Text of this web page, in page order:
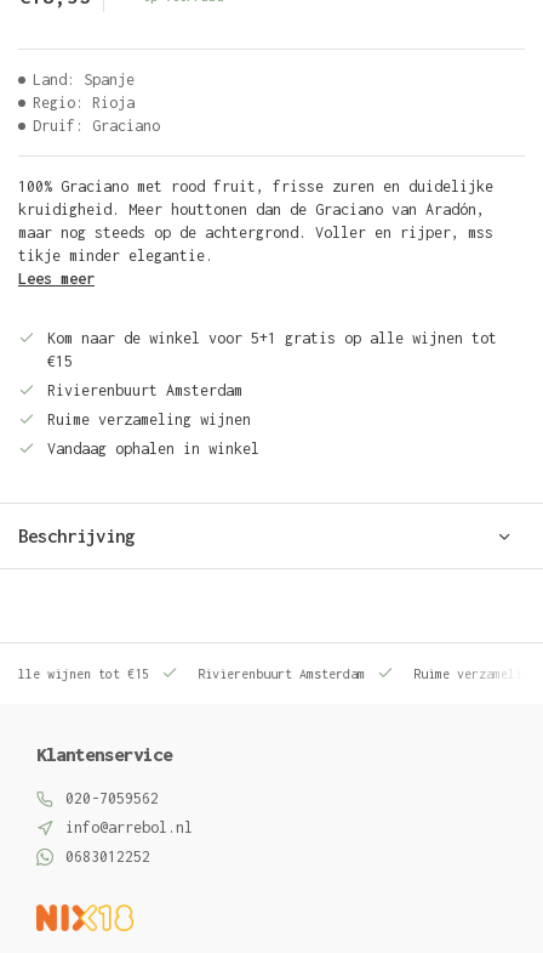
Land: Spanje
Regio: Rioja
Druif: Graciano
100% Graciano met rood fruit, frisse zuren en duidelijke
kruidigheid. Meer houttonen dan de Graciano van Aradón,
maar nog steeds op de achtergrond. Voller en rijper, mss
tikje minder elegantie.
Lees meer
Kom naar de winkel voor 5+1 gratis op alle wijnen tot
€15
Rivierenbuurt Amsterdam
Ruime verzameling wijnen
Vandaag ophalen in winkel
Beschrijving
wijnen tot €15 Rivierenbuurt Amsterdam Ruime verzameling
Klantenservice
020-7059562
info@arrebol.nl
0683012252